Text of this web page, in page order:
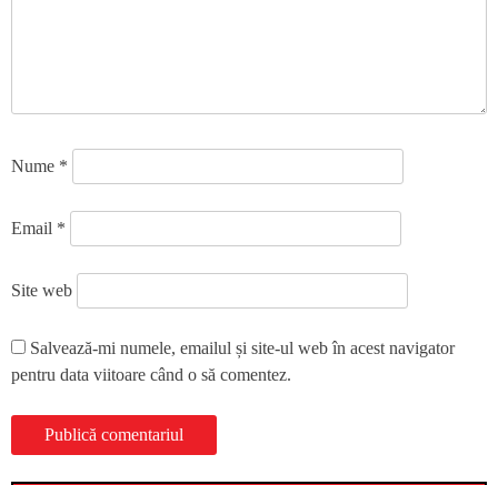
Nume *
Email *
Site web
Salvează-mi numele, emailul și site-ul web în acest navigator
pentru data viitoare când o să comentez.